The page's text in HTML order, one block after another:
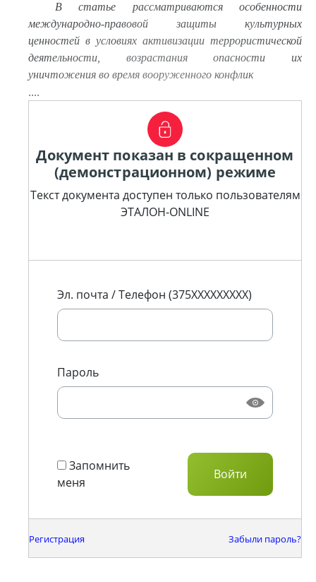
В статье рассматриваются особенности
международно-правовой защиты культурных
ценностей в условиях активизации террористической
деятельности, возрастания опасности их
уничтожения во время вооруженного конфлик
....
Документ показан в сокращенном
(демонстрационном) режиме
Текст документа доступен только пользователям
ЭТАЛОН-ONLINE
Эл. почта / Телефон (375XXXXXXXXX)
Пароль
Запомнить
меня
Регистрация Забыли пароль?